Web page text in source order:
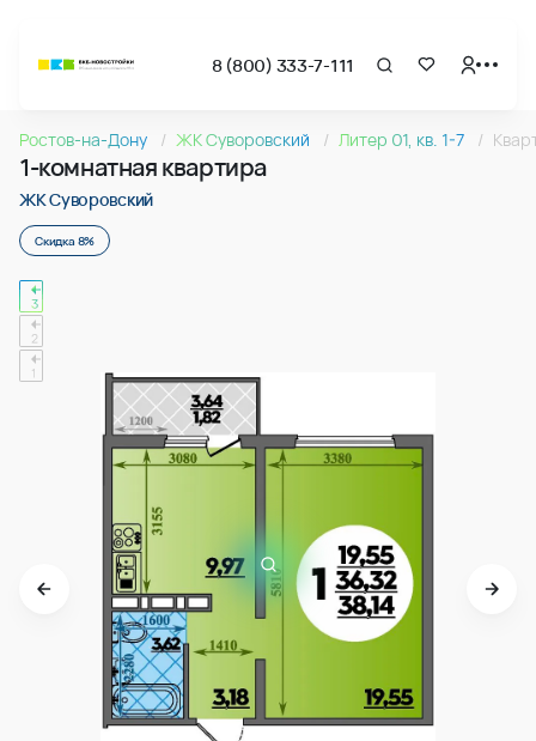
8 (800) 333-7-111
Квартира № 283 в ЖК Суворовский : подъезд 3, этаж 2,
1-комнатная квартира 38.14м2 в ЖК Суворовский, №283
1-комнатная квартира 38.14м2 в ЖК Суворовский, №283
Ростов-на-Дону ЖК Суворовский Литер 01, кв. 1-7
1-комнатная квартира
ЖК Суворовский
Скидка 8%